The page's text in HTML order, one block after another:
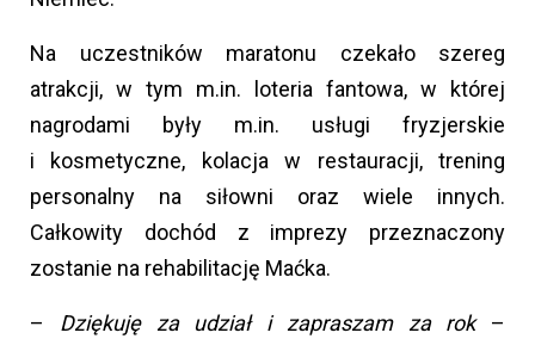
Na uczestników maratonu czekało szereg
atrakcji, w tym m.in. loteria fantowa, w której
nagrodami były m.in. usługi fryzjerskie
i kosmetyczne, kolacja w restauracji, trening
personalny na siłowni oraz wiele innych.
Całkowity dochód z imprezy przeznaczony
zostanie na rehabilitację Maćka.
– Dziękuję za udział i zapraszam za rok–